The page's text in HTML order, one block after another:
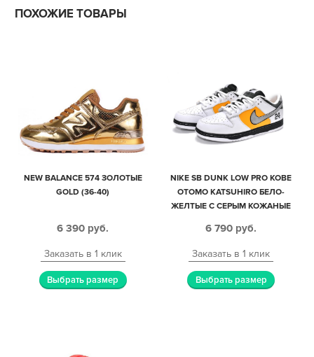
ПОХОЖИЕ ТОВАРЫ
NEW BALANCE 574 ЗОЛОТЫЕ
GOLD (36-40)
6 390 руб.
Заказать в 1 клик
Выбрать размер
NIKE SB DUNK LOW PRO KOBE
OTOMO KATSUHIRO БЕЛО-
ЖЕЛТЫЕ С СЕРЫМ КОЖАНЫЕ
6 790 руб.
Заказать в 1 клик
Выбрать размер